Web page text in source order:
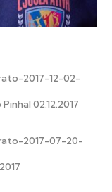
02.12.2017